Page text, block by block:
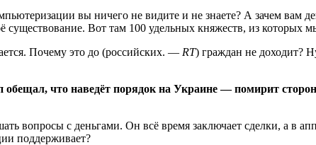
вы ничего не видите и не знаете? А зачем вам
существование. Вот там 100 удельных княжеств, из которых
Почему это до (российских. — RT) граждан не доходит?
что наведёт порядок на Украине — помирит
вопросы с деньгами. Он всё время заключает сделки, а в
поддерживает?